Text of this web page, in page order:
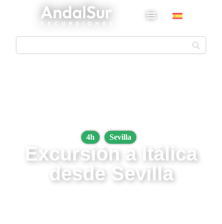
4h Sevilla
Excursión a Itálica
desde Sevilla